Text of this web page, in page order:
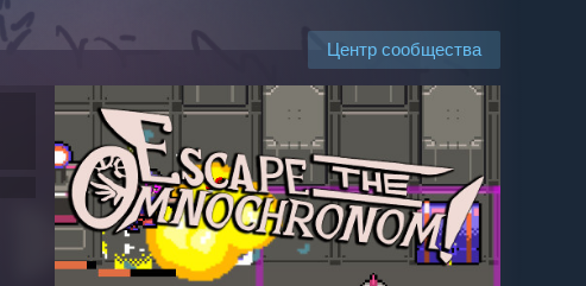
Центр сообщества